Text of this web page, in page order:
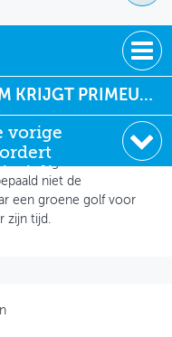
LED-GOLF VOOR FIETSERS'
vorige
de vorige reactie van
niet de
een groene golf voor
zijn tijd.